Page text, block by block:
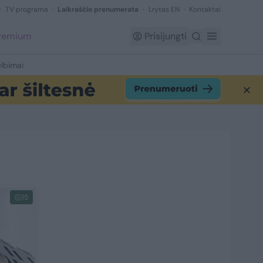
TV programa Laikraščio prenumerata Lrytas EN Kontaktai
Prisijungti
15